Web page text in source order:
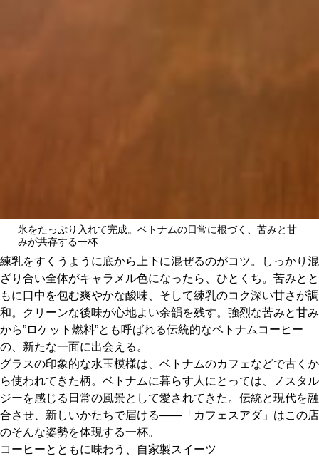
氷をたっぷり入れて完成。ベトナムの日常に根づく、苦みと甘
みが共存する一杯
練乳をすくうように底から上下に混ぜるのがコツ。しっかり混
ざり合い全体がキャラメル色になったら、ひとくち。苦みとと
もに口中を包む爽やかな酸味、そして練乳のコク深い甘さが調
和。クリーンな後味が心地よい余韻を残す。強烈な苦みと甘み
から”ロケット燃料”とも呼ばれる伝統的なベトナムコーヒー
の、新たな一面に出会える。
グラスの印象的な水玉模様は、ベトナムのカフェなどで古くか
ら使われてきた柄。ベトナムに暮らす人にとっては、ノスタル
ジーを感じる日常の風景として愛されてきた。伝統と現代を融
合させ、新しいかたちで届ける――「カフェスアダ」はこの店
のそんな姿勢を体現する一杯。
コーヒーとともに味わう、自家製スイーツ